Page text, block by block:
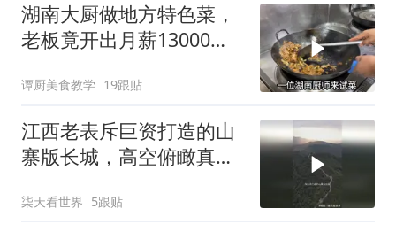
湖南大厨做地方特色菜，
老板竟开出月薪13000块
谭厨美食教学 19跟贴
江西老表斥巨资打造的山
寨版长城，高空俯瞰真是
柒天看世界 5跟贴